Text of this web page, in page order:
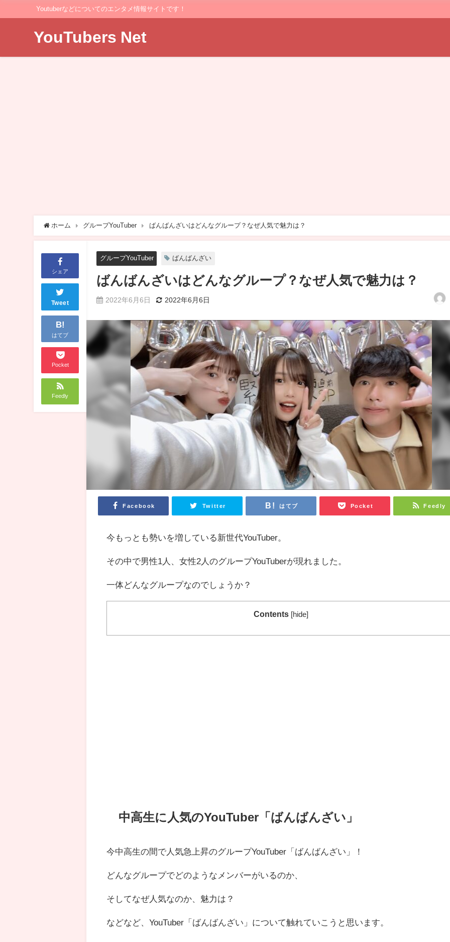
Youtuberなどについてのエンタメ情報サイトです！
YouTubers Net
ホーム グループYouTuber ばんばんざいはどんなグループ？なぜ人気で魅力は？
シェア
Tweet
B!
はてブ
Pocket
Feedly
グループYouTuber ばんばんざい
ばんばんざいはどんなグループ？なぜ人気で魅力は？
2022年6月6日 2022年6月6日
Facebook Twitter はてブ Pocket Feedly
今もっとも勢いを増している新世代YouTuber。
その中で男性1人、女性2人のグループYouTuberが現れました。
一体どんなグループなのでしょうか？
Contents hide]
中高生に人気のYouTuber「ばんばんざい」
今中高生の間で人気急上昇のグループYouTuber「ばんばんざい」！
どんなグループでどのようなメンバーがいるのか、
そしてなぜ人気なのか、魅力は？
などなど、YouTuber「ばんばんざい」について触れていこうと思います。